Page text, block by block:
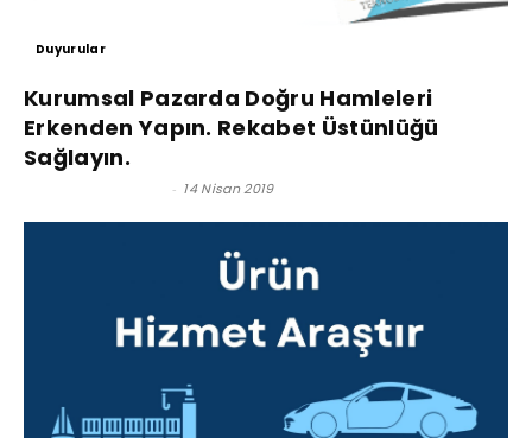
Duyurular
Kurumsal Pazarda Doğru Hamleleri
Erkenden Yapın. Rekabet Üstünlüğü
Sağlayın.
- 14 Nisan 2019